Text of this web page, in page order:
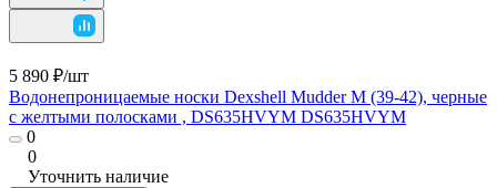
5 890 ₽/шт
Водонепроницаемые носки Dexshell Mudder M (39-42), черные
с желтыми полосками , DS635HVYM DS635HVYM
0
0
Уточнить наличие